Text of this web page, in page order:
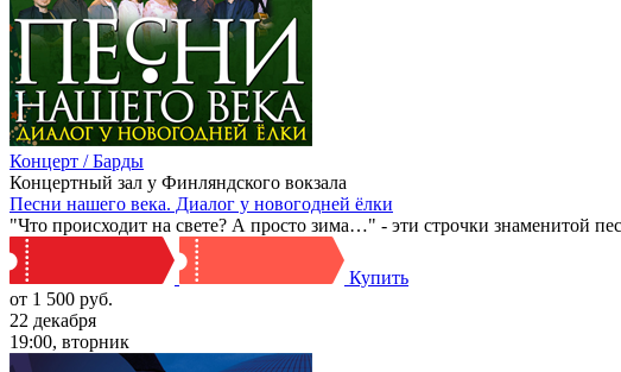
Концерт / Барды
Концертный зал у Финляндского вокзала
Песни нашего века. Диалог у новогодней ёлки
"Что происходит на свете? А просто зима…" - эти строчки знаменитой
Купить
от 1 500 руб.
22 декабря
19:00, вторник